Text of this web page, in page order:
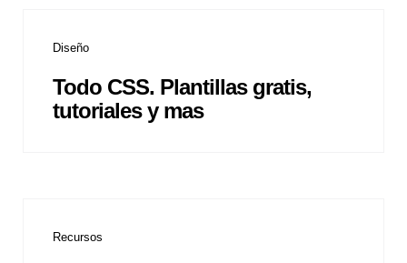
Diseño
Todo CSS. Plantillas gratis,
tutoriales y mas
Recursos